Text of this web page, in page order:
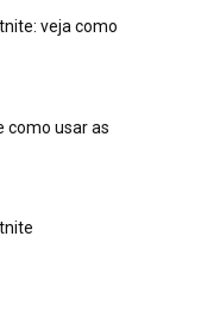
veja como
como usar as